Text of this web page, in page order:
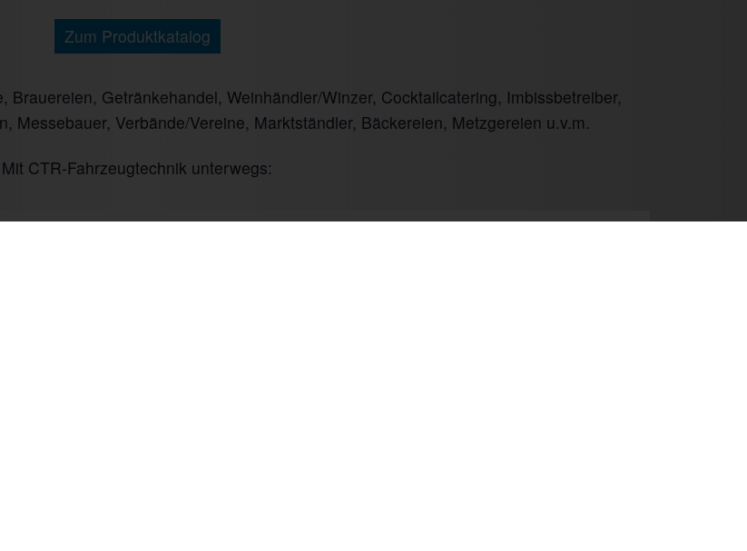
Zum Produktkatalog
Getränkehandel, Weinhändler/Winzer, Cocktailcatering, Imbissbetreiber,
Messebauer, Verbände/Vereine, Marktständler, Bäckereien, Metzgereien u.v.m.
Mit CTR-Fahrzeugtechnik unterwegs: